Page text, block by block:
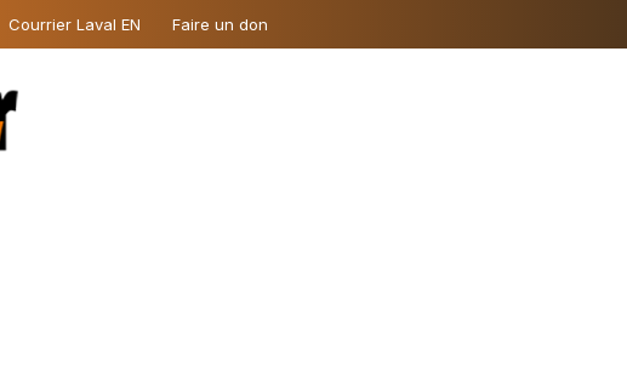
Courrier Laval EN Faire un don